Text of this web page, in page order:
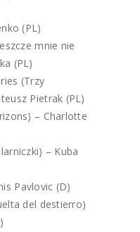
(PL)
mnie nie
(PL)
(Trzy
Pietrak (PL)
– Charlotte
– Kuba
Pavlovic (D)
del destierro)